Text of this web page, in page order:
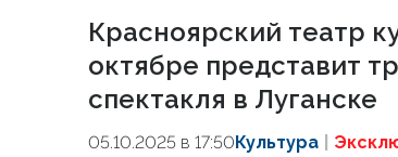
Красноярский театр
октябре представит
спектакля в Луганске
05.10.2025 в 17:50Культура